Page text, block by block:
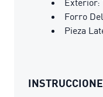
Forro
Pieza